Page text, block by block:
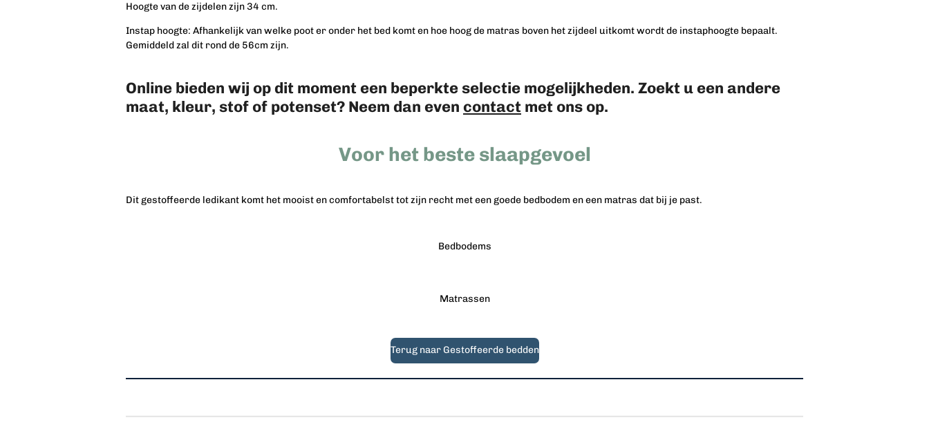
Hoogte van de zijdelen zijn 34 cm.
Instap hoogte: Afhankelijk van welke poot er onder het bed komt en hoe hoog de matras boven het zijdeel uitkomt wordt de instaphoogte bepaalt.
Gemiddeld zal dit rond de 56cm zijn.
Online bieden wij op dit moment een beperkte selectie mogelijkheden. Zoekt u een andere
maat, kleur, stof of potenset? Neem dan even contact met ons op.
Voor het beste slaapgevoel
Dit gestoffeerde ledikant komt het mooist en comfortabelst tot zijn recht met een goede bedbodem en een matras dat bij je past.
Bedbodems
Matrassen
Terug naar Gestoffeerde bedden